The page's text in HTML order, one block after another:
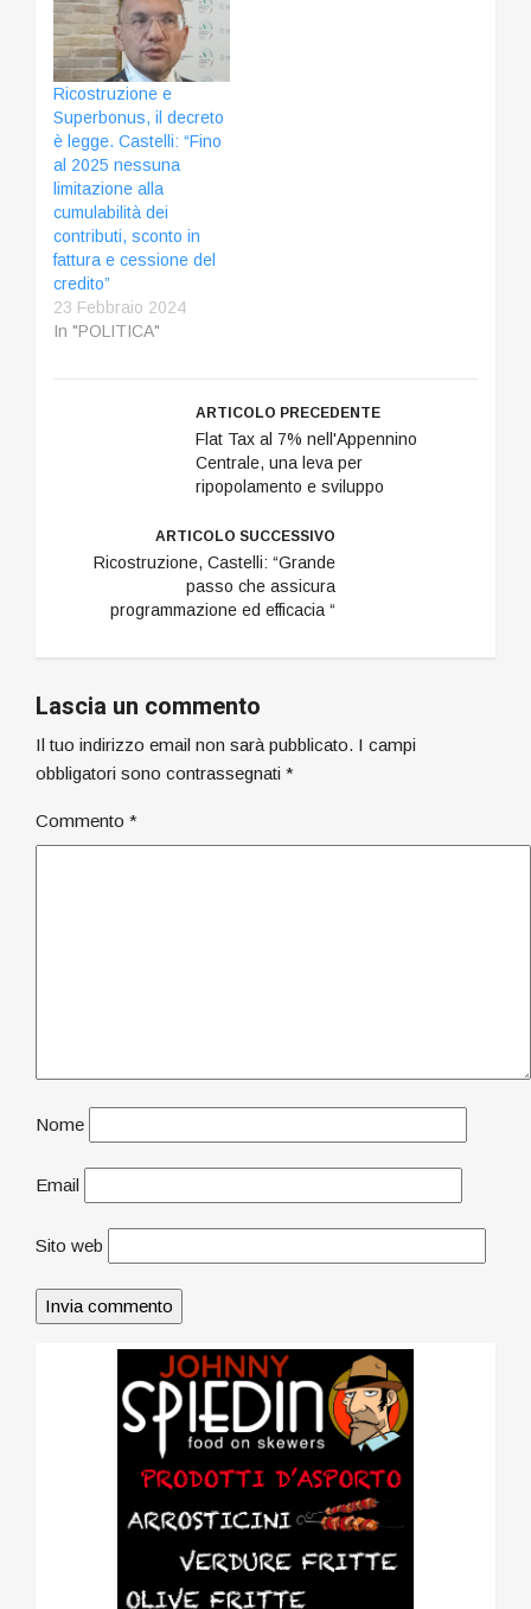
Ricostruzione e
Superbonus, il decreto
è legge. Castelli: “Fino
al 2025 nessuna
limitazione alla
cumulabilità dei
contributi, sconto in
fattura e cessione del
credito”
23 Febbraio 2024
In "POLITICA"
ARTICOLO PRECEDENTE
Flat Tax al 7% nell'Appennino
Centrale, una leva per
ripopolamento e sviluppo
ARTICOLO SUCCESSIVO
Ricostruzione, Castelli: “Grande
passo che assicura
programmazione ed efficacia “
Lascia un commento
Il tuo indirizzo email non sarà pubblicato. I campi
obbligatori sono contrassegnati *
Commento *
Nome
Email
Sito web